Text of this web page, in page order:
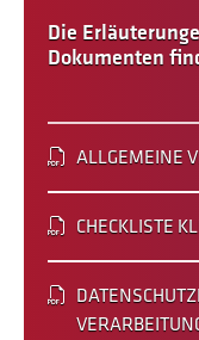
Die
Dokumenten
ALLGEMEINE
CHECKLISTE